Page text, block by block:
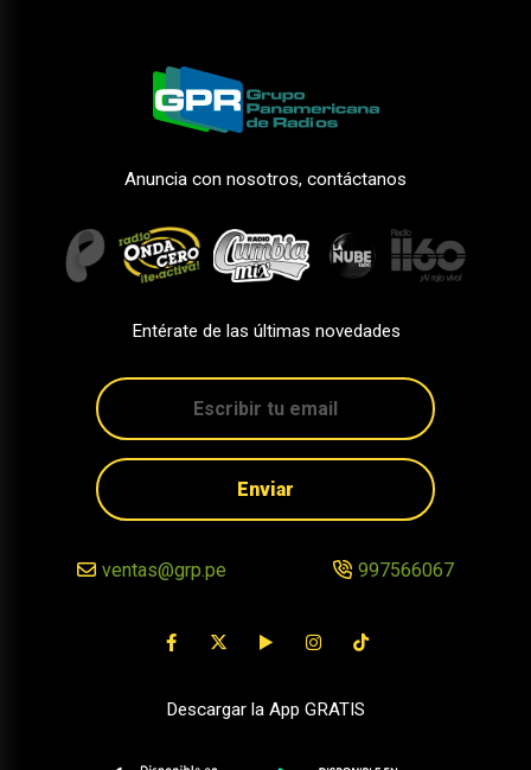
Anuncia con nosotros, contáctanos
Entérate de las últimas novedades
Enviar
ventas@grp.pe 997566067
Descargar la App GRATIS